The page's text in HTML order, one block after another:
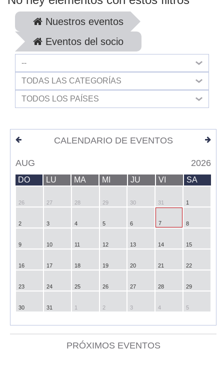
Nuestros eventos
Eventos del socio
--
TODAS LAS CATEGORÍAS
TODOS LOS PAÍSES
CALENDARIO DE EVENTOS
AUG 2026
DO LU MA MI JU VI SA
26 27 28 29 30 31 1
2 3 4 5 6 7 8
9 10 11 12 13 14 15
16 17 18 19 20 21 22
23 24 25 26 27 28 29
30 31 1 2 3 4 5
PRÓXIMOS EVENTOS